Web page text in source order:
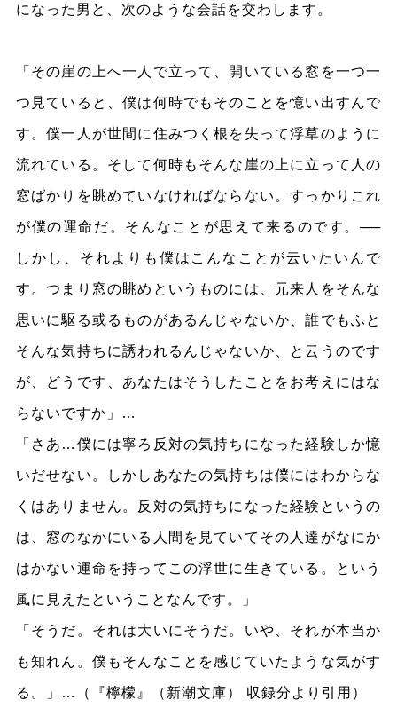
になった男と、次のような会話を交わします。
「その崖の上へ一人で立って、開いている窓を一つ一
つ見ていると、僕は何時でもそのことを憶い出すんで
す。僕一人が世間に住みつく根を失って浮草のように
流れている。そして何時もそんな崖の上に立って人の
窓ばかりを眺めていなければならない。すっかりこれ
が僕の運命だ。そんなことが思えて来るのです。──
しかし、それよりも僕はこんなことが云いたいんで
す。つまり窓の眺めというものには、元来人をそんな
思いに駆る或るものがあるんじゃないか、誰でもふと
そんな気持ちに誘われるんじゃないか、と云うのです
が、どうです、あなたはそうしたことをお考えにはな
らないですか」…
「さあ…僕には寧ろ反対の気持ちになった経験しか憶
いだせない。しかしあなたの気持ちは僕にはわからな
くはありません。反対の気持ちになった経験というの
は、窓のなかにいる人間を見ていてその人達がなにか
はかない運命を持ってこの浮世に生きている。という
風に見えたということなんです。」
「そうだ。それは大いにそうだ。いや、それが本当か
も知れん。僕もそんなことを感じていたような気がす
る。」…（『檸檬』（新潮文庫） 収録分より引用）